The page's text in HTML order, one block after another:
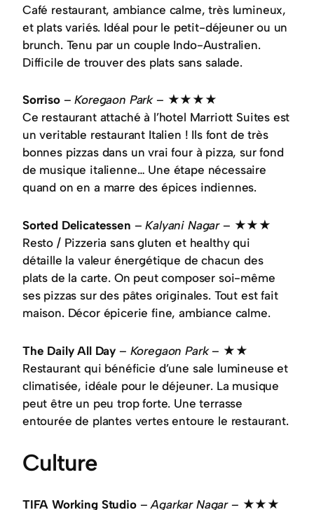
Café restaurant, ambiance calme, très lumineux,
et plats variés. Idéal pour le petit-déjeuner ou un
brunch. Tenu par un couple Indo-Australien.
Difficile de trouver des plats sans salade.
Sorriso–Koregaon Park – ★★★★
Ce restaurant attaché à l’hotel Marriott Suites est
un veritable restaurant Italien ! Ils font de très
bonnes pizzas dans un vrai four à pizza, sur fond
de musique italienne… Une étape nécessaire
quand on en a marre des épices indiennes.
Sorted Delicatessen –Kalyani Nagar– ★★★
Resto / Pizzeria sans gluten et healthy qui
détaille la valeur énergétique de chacun des
plats de la carte. On peut composer soi-même
ses pizzas sur des pâtes originales. Tout est fait
maison. Décor épicerie fine, ambiance calme.
The Daily All Day – Koregaon Park– ★★
Restaurant qui bénéficie d’une sale lumineuse et
climatisée, idéale pour le déjeuner. La musique
peut être un peu trop forte. Une terrasse
entourée de plantes vertes entoure le restaurant.
Culture
TIFA Working Studio–Agarkar Nagar– ★★★